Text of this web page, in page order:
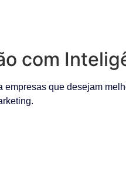
com
empresas que desejam